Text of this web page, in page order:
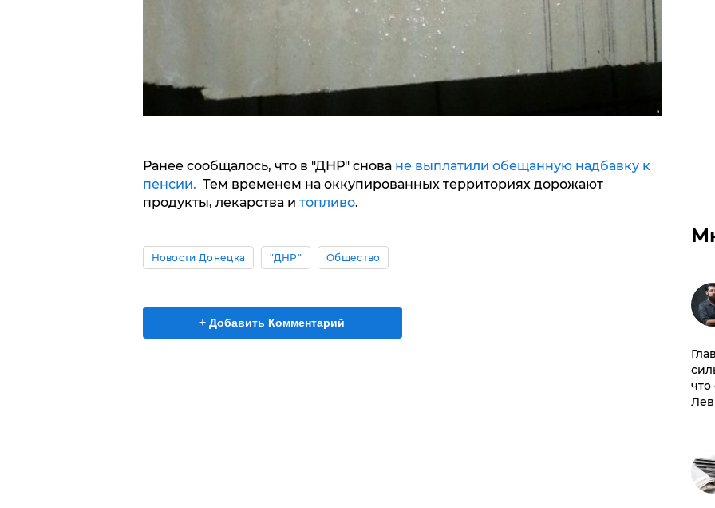
Ранее сообщалось, что в "ДНР" снова не выплатили обещанную надбавку к
пенсии. Тем временем на оккупированных территориях дорожают
продукты, лекарства и топливо.
Новости Донецка "ДНР" Общество
+ Добавить Комментарий
что